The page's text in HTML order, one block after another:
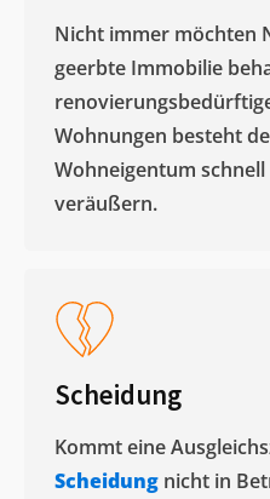
Nicht immer möchten
geerbte Immobilie
Wohnungen besteht
Wohneigentum
veräußern. ​
Scheidung
Kommt eine
Scheidung nicht in